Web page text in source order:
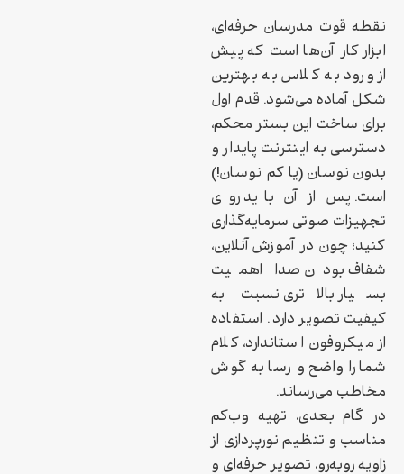
نقطه قوت مدرسان حرفه‌ای،
ابزار کار آن‌ها است که پیش
از ورود به کلاس به بهترین
شکل آماده می‌شود. قدم اول
برای ساخت این بستر محکم،
دسترسی به اینترنت پایدار و
بدون نوسان (یا کم نوسان!)
است. پس از آن باید روی
تجهیزات صوتی سرمایه‌گذاری
کنید؛ چون در آموزش آنلاین،
شفاف بودن صدا اهمیت
بسیار بالاتری نسبت به
کیفیت تصویر دارد. استفاده
از میکروفون استاندارد، کلام
شما را واضح و رسا به گوش
مخاطب می‌رساند.
در گام بعدی، تهیه وب‌کم
مناسب و تنظیم نورپردازی از
زاویه روبه‌رو، تصویر حرفه‌ای و